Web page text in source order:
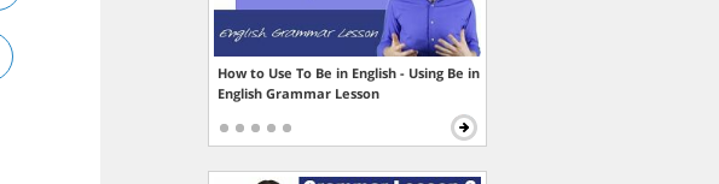
How to Use To Be in English - Using Be in
English Grammar Lesson